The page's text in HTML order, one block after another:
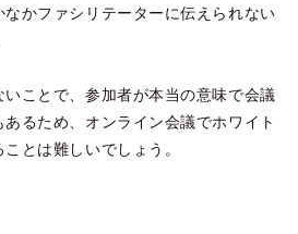
かファシリテーターに伝えられない
ことで、参加者が本当の意味で会議
るため、オンライン会議でホワイト
とは難しいでしょう。